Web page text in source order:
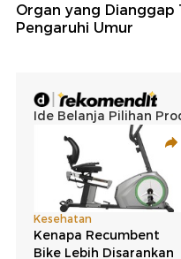
Organ yang
Pengaruhi Umur